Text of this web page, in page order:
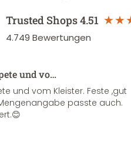
Trusted Shops4.51
4.749 Bewertungen
und vo…
und vom Kleister. Feste ,gut
passte auch.